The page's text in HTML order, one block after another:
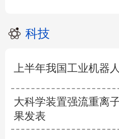
科技
上半年我国工业机器
大科学装置强流重离
果发表